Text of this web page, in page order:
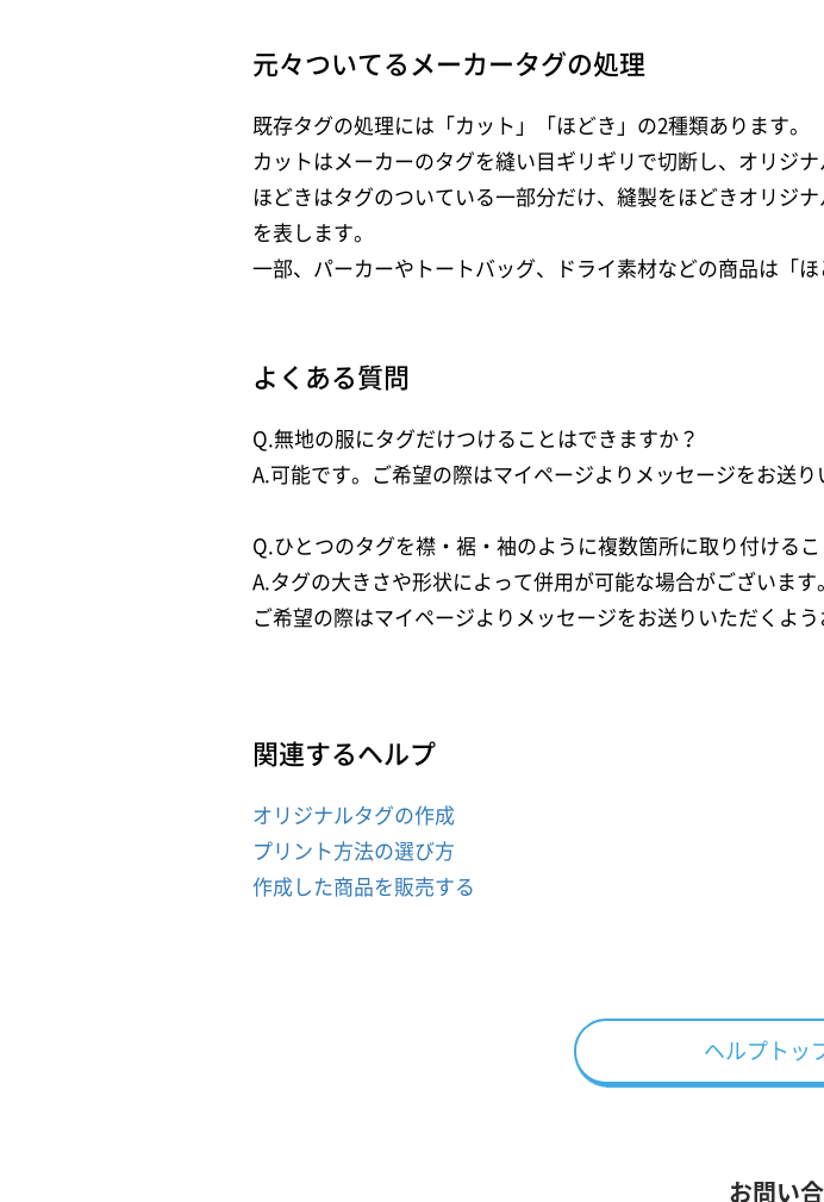
元々ついてるメーカータグの処理
既存タグの処理には「カット」「ほどき」の2種類あります。
カットはメーカーのタグを縫い目ギリギリで切断し、オリジ
ほどきはタグのついている一部分だけ、縫製をほどきオリジ
を表します。
一部、パーカーやトートバッグ、ドライ素材などの商品は「
よくある質問
Q.無地の服にタグだけつけることはできますか？
A.可能です。ご希望の際はマイページよりメッセージをお送り
Q.ひとつのタグを襟・裾・袖のように複数箇所に取り付けるこ
A.タグの大きさや形状によって併用が可能な場合がございます
ご希望の際はマイページよりメッセージをお送りいただくよう
関連するヘルプ
オリジナルタグの作成
プリント方法の選び方
作成した商品を販売する
ヘルプトッ
お問い